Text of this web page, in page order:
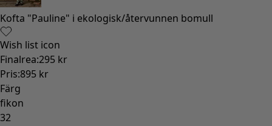
Lantlig inredning
Rolig inredning
Färgglad inredning
Blommig inredning
Natur
Bohemisk inredning
Skandinavisk inredning
Mysig inredning